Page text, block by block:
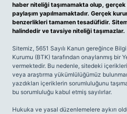
haber niteliği taşımamakta olup,
paylaşım yapılmamaktadır. Gerçek
benzerlikleri tamamen tesadüfidir.
halindedir ve tavsiye niteliği taşımazlar.
Sitemiz, 5651 Sayılı Kanun gereğince
Kurumu (BTK) tarafından onaylanmış bir
vermektedir. Bu nedenle, sitedeki
veya araştırma yükümlülüğümüz
yazdıkları içeriklerin sorumluluğunu
bu sorumluluğu kabul etmiş sayılırlar.
Hukuka ve yasal düzenlemelere aykırı